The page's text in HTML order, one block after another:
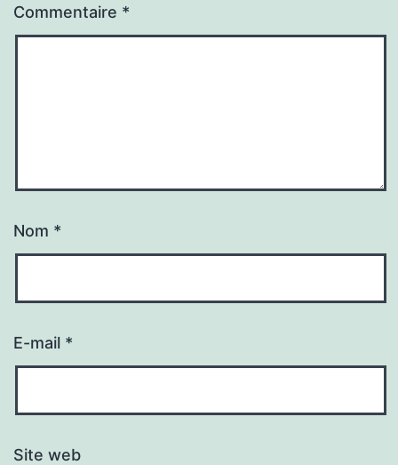
Commentaire *
Nom *
E-mail *
Site web